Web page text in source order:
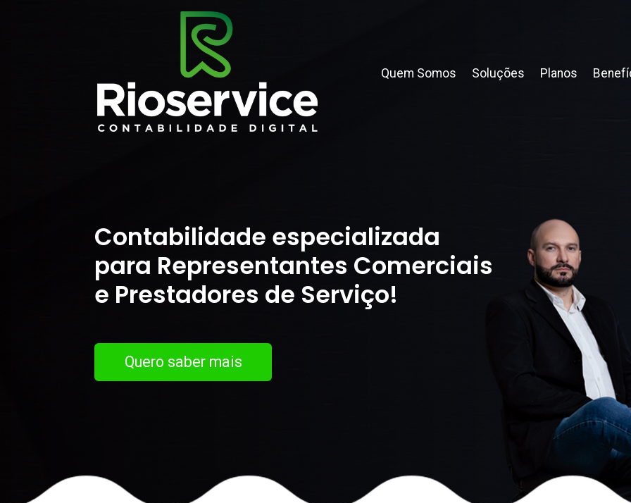
Quem Somos Soluções Planos
Contabilidade especializada
para Representantes Comerciais
e Prestadores de Serviço!
Quero saber mais